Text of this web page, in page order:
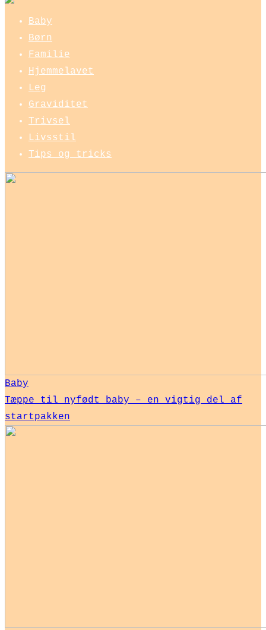
Baby
Børn
Familie
Hjemmelavet
Leg
Graviditet
Trivsel
Livsstil
Tips og tricks
Baby
Tæppe til nyfødt baby – en vigtig del af
startpakken